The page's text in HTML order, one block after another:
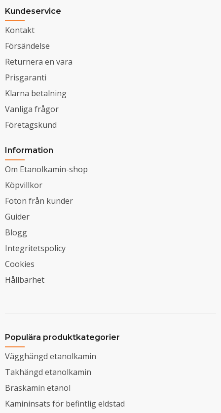
Kundeservice
Kontakt
Försändelse
Returnera en vara
Prisgaranti
Klarna betalning
Vanliga frågor
Företagskund
Information
Om Etanolkamin-shop
Köpvillkor
Foton från kunder
Guider
Blogg
Integritetspolicy
Cookies
Hållbarhet
Populära produktkategorier
Vägghängd etanolkamin
Takhängd etanolkamin
Braskamin etanol
Kamininsats för befintlig eldstad